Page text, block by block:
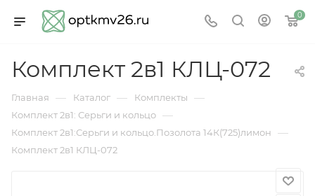
0
Комплект 2в1 КЛЦ-072
Главная — Каталог — Комплекты —
Комплект 2в1: Серьги и кольцо —
Комплект 2в1:Серьги и кольцо.Позолота 14К(725)лимон —
Комплект 2в1 КЛЦ-072